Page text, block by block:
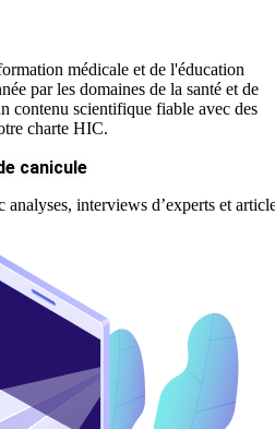
médicale et de l'éducation
par les domaines de la santé et de
contenu scientifique fiable avec des
charte HIC.
canicule
interviews d’experts et